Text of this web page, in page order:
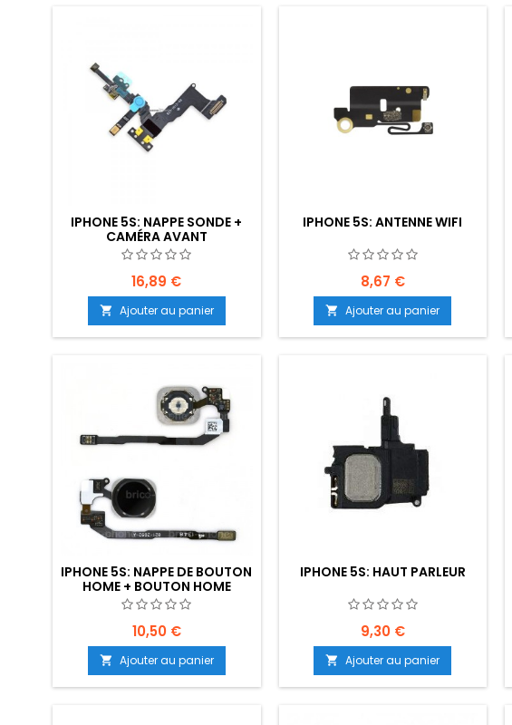
IPHONE 5S: NAPPE SONDE +
CAMÉRA AVANT
16,89 €
 Ajouter au panier
IPHONE 5S: ANTENNE WIFI
8,67 €
 Ajouter au panier
IPHONE 5S: NAPPE DE BOUTON
HOME + BOUTON HOME
10,50 €
 Ajouter au panier
IPHONE 5S: HAUT PARLEUR
9,30 €
 Ajouter au panier